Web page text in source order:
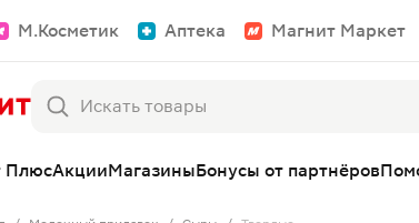
М.Косметик Аптека Магнит Маркет
ПлюсАкцииМагазиныБонусы от партнёров